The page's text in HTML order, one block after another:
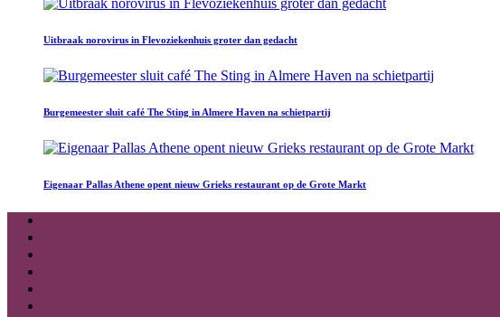
Uitbraak norovirus in Flevoziekenhuis groter dan gedacht
Burgemeester sluit café The Sting in Almere Haven na schietpartij
Eigenaar Pallas Athene opent nieuw Grieks restaurant op de Grote Markt